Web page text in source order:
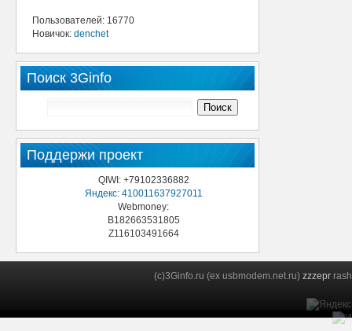
Пользователей: 16770
Новичок: denchet
Поиск 3Ginfo
Поддержи проект
QIWI: +79102336882
Яндекс: 410011637927011
Webmoney:
B182663531805
Z116103491664
(c)3Ginfo.ru (ex usbmodem.net.ru) zzzepr